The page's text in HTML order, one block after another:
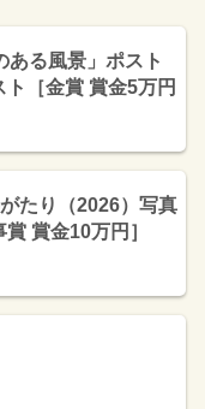
ある風景」ポスト
［金賞 賞金5万円
たり（2026）写真
賞金10万円］